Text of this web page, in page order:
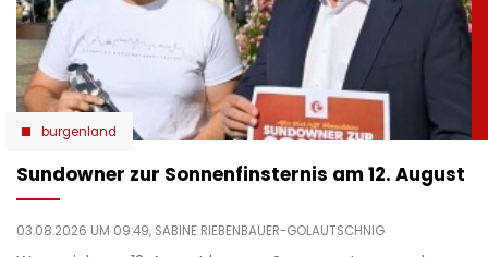
burgenland
Sundowner zur Sonnenfinsternis am 12. August
03.08.2026 UM 09:49, SABINE RIEBENBAUER-GOLAUTSCHNIG